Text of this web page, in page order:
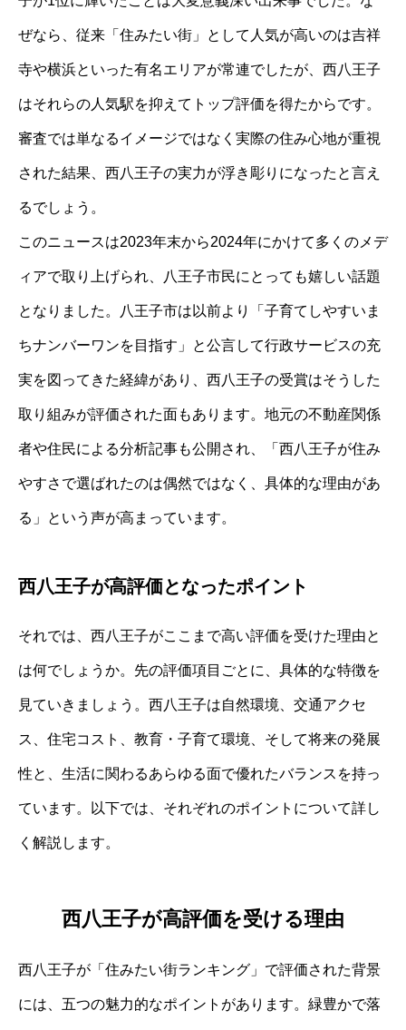
ぜなら、従来「住みたい街」として人気が高いのは吉祥
寺や横浜といった有名エリアが常連でしたが、西八王子
はそれらの人気駅を抑えてトップ評価を得たからです。
審査では単なるイメージではなく実際の住み心地が重視
された結果、西八王子の実力が浮き彫りになったと言え
るでしょう。
このニュースは2023年末から2024年にかけて多くのメデ
ィアで取り上げられ、八王子市民にとっても嬉しい話題
となりました。八王子市は以前より「子育てしやすいま
ちナンバーワンを目指す」と公言して行政サービスの充
実を図ってきた経緯があり、西八王子の受賞はそうした
取り組みが評価された面もあります。地元の不動産関係
者や住民による分析記事も公開され、「西八王子が住み
やすさで選ばれたのは偶然ではなく、具体的な理由があ
る」という声が高まっています。
西八王子が高評価となったポイント
それでは、西八王子がここまで高い評価を受けた理由と
は何でしょうか。先の評価項目ごとに、具体的な特徴を
見ていきましょう。西八王子は自然環境、交通アクセ
ス、住宅コスト、教育・子育て環境、そして将来の発展
性と、生活に関わるあらゆる面で優れたバランスを持っ
ています。以下では、それぞれのポイントについて詳し
く解説します。
西八王子が高評価を受ける理由
西八王子が「住みたい街ランキング」で評価された背景
には、五つの魅力的なポイントがあります。緑豊かで落